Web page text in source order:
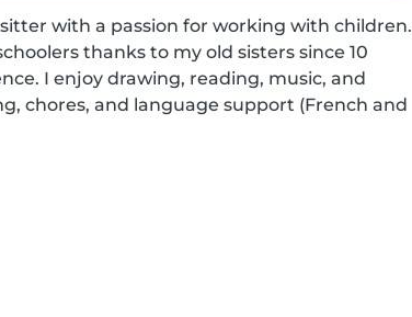
with a passion for working with children.
thanks to my old sisters since 10
I enjoy drawing, reading, music, and
chores, and language support (French and